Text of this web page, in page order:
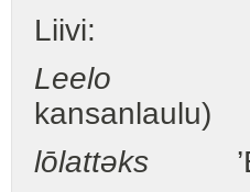
Liivi:
Leelo
=
kansanlaulu)
lōlattəks